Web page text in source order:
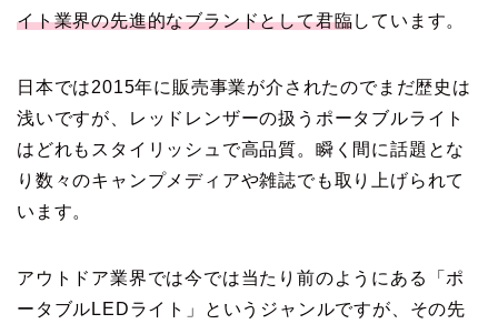
イト業界の先進的なブランドとして君臨しています。
日本では2015年に販売事業が介されたのでまだ歴史は
浅いですが、レッドレンザーの扱うポータブルライト
はどれもスタイリッシュで高品質。瞬く間に話題とな
り数々のキャンプメディアや雑誌でも取り上げられて
います。
アウトドア業界では今では当たり前のようにある「ポ
ータブルLEDライト」というジャンルですが、その先